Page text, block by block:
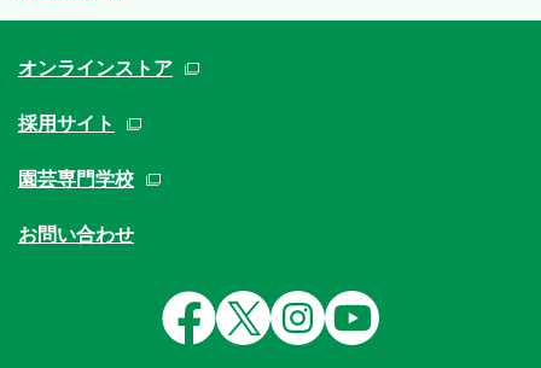
オンラインストア
採用サイト
園芸専門学校
お問い合わせ